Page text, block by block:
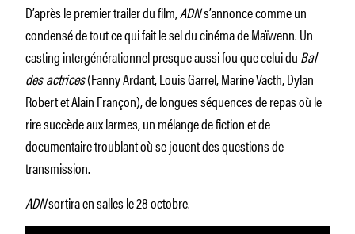
D’après le premier trailer du film,ADNs’annonce comme un
condensé de tout ce qui fait le sel du cinéma de Maïwenn. Un
casting intergénérationnel presque aussi fou que celui duBal
des actrices(Fanny Ardant,Louis Garrel, Marine Vacth, Dylan
Robert et Alain Françon), de longues séquences de repas où le
rire succède aux larmes, un mélange de fiction et de
documentaire troublant où se jouent des questions de
transmission.
ADNsortira en salles le 28 octobre.